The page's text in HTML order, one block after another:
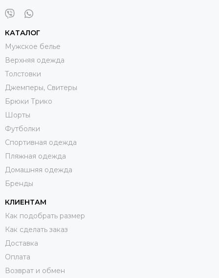
КАТАЛОГ
Мужское белье
Верхняя одежда
Толстовки
Джемперы, Свитеры
Брюки Трико
Шорты
Футболки
Спортивная одежда
Пляжная одежда
Домашняя одежда
Бренды
КЛИЕНТАМ
Как подобрать размер
Как сделать заказ
Доставка
Оплата
Возврат и обмен